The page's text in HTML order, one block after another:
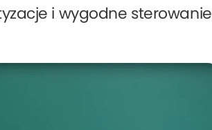
i wygodne sterowanie